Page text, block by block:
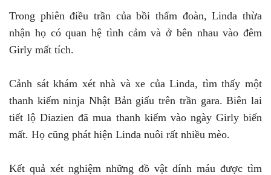
Trong phiên điều trần của bồi thẩm đoàn, Linda thừa
nhận họ có quan hệ tình cảm và ở bên nhau vào đêm
Girly mất tích.
Cảnh sát khám xét nhà và xe của Linda, tìm thấy một
thanh kiếm ninja Nhật Bản giấu trên trần gara. Biên lai
tiết lộ Diazien đã mua thanh kiếm vào ngày Girly biến
mất. Họ cũng phát hiện Linda nuôi rất nhiều mèo.
Kết quả xét nghiệm những đồ vật dính máu được tìm